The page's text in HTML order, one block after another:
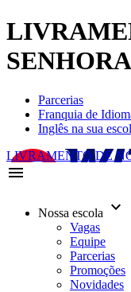
SENHORA
Parcerias
Franquia de
Inglês na sua
LIVRAMENTO DE
menu
Nossa escola keyboard_arrow_down
Vagas
Equipe
Parcerias
Promoções
Novidades